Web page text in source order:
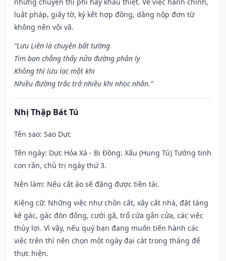
luật pháp, giấy tờ, ký kết hợp đồng, dâng nộp đơn từ
không nên vội vã.
“Lưu Liên là chuyện bất tường
Tìm bạn chẳng thấy nửa đường phân ly
Không thì lưu lạc một khi
Nhiều đường trắc trở nhiều khi nhọc nhằn.”
Nhị Thập Bát Tú
Tên sao: Sao Dực
Tên ngày: Dực Hỏa Xà - Bi Đồng: Xấu (Hung Tú) Tướng tinh
con rắn, chủ trị ngày thứ 3.
Nên làm: Nếu cắt áo sẽ đặng được tiền tài.
Kiêng cữ: Những việc như chôn cất, xây cất nhà, đặt táng
kê gác, gác đòn đông, cưới gã, trổ cửa gắn cửa, các việc
thủy lợi. Vì vậy, nếu quý bạn đang muốn tiến hành các
việc trên thì nên chọn một ngày đại cát trong tháng để
thực hiện.